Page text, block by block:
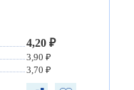
4,20 ₽
3,90 ₽
3,70 ₽